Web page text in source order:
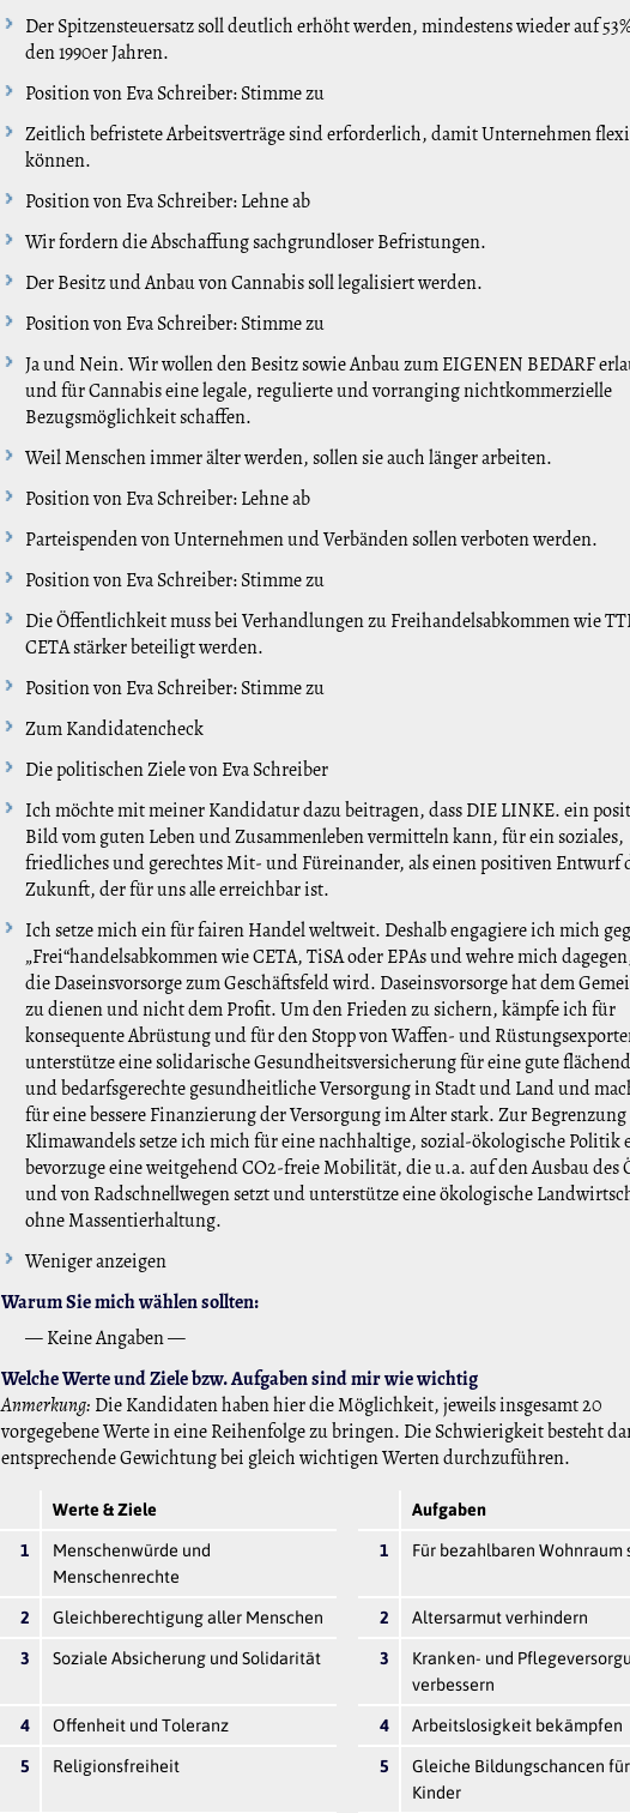
Der Spitzensteuersatz soll deutlich erhöht werden, mindestens wieder auf
den 1990er Jahren.
Position von Eva Schreiber: Stimme zu
Zeitlich befristete Arbeitsverträge sind erforderlich, damit Unternehmen
können.
Position von Eva Schreiber: Lehne ab
Wir fordern die Abschaffung sachgrundloser Befristungen.
Der Besitz und Anbau von Cannabis soll legalisiert werden.
Position von Eva Schreiber: Stimme zu
Ja und Nein. Wir wollen den Besitz sowie Anbau zum EIGENEN BEDARF
und für Cannabis eine legale, regulierte und vorranging nichtkommerzielle
Bezugsmöglichkeit schaffen.
Weil Menschen immer älter werden, sollen sie auch länger arbeiten.
Position von Eva Schreiber: Lehne ab
Parteispenden von Unternehmen und Verbänden sollen verboten werden.
Position von Eva Schreiber: Stimme zu
Die Öffentlichkeit muss bei Verhandlungen zu Freihandelsabkommen wie
CETA stärker beteiligt werden.
Position von Eva Schreiber: Stimme zu
Zum Kandidatencheck
Die politischen Ziele von Eva Schreiber
Ich möchte mit meiner Kandidatur dazu beitragen, dass DIE LINKE. ein
Bild vom guten Leben und Zusammenleben vermitteln kann, für ein soziales,
friedliches und gerechtes Mit- und Füreinander, als einen positiven Entwurf
Zukunft, der für uns alle erreichbar ist.
Ich setze mich ein für fairen Handel weltweit. Deshalb engagiere ich mich
„Frei“handelsabkommen wie CETA, TiSA oder EPAs und wehre mich
die Daseinsvorsorge zum Geschäftsfeld wird. Daseinsvorsorge hat dem
zu dienen und nicht dem Profit. Um den Frieden zu sichern, kämpfe ich für
konsequente Abrüstung und für den Stopp von Waffen- und
unterstütze eine solidarische Gesundheitsversicherung für eine gute
und bedarfsgerechte gesundheitliche Versorgung in Stadt und Land und
für eine bessere Finanzierung der Versorgung im Alter stark. Zur Begrenzung
Klimawandels setze ich mich für eine nachhaltige, sozial-ökologische Politik
bevorzuge eine weitgehend CO2-freie Mobilität, die u.a. auf den Ausbau des
und von Radschnellwegen setzt und unterstütze eine ökologische
ohne Massentierhaltung.
Weniger anzeigen
Warum Sie mich wählen sollten:
— Keine Angaben —
Welche Werte und Ziele bzw. Aufgaben sind mir wie wichtig
Anmerkung: Die Kandidaten haben hier die Möglichkeit, jeweils insgesamt 20
vorgegebene Werte in eine Reihenfolge zu bringen. Die Schwierigkeit besteht
entsprechende Gewichtung bei gleich wichtigen Werten durchzuführen.
Werte & Ziele Aufgaben
1
Menschenwürde und
Menschenrechte
1 Für bezahlbaren Wohnraum
2 Gleichberechtigung aller Menschen 2 Altersarmut verhindern
3 Soziale Absicherung und Solidarität 3
Kranken- und
verbessern
4 Offenheit und Toleranz 4 Arbeitslosigkeit bekämpfen
5 Religionsfreiheit 5
Gleiche Bildungschancen
Kinder